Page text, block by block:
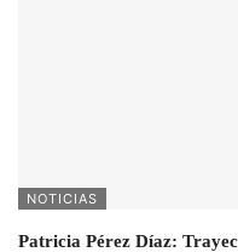
NOTICIAS
Patricia Pérez Díaz: